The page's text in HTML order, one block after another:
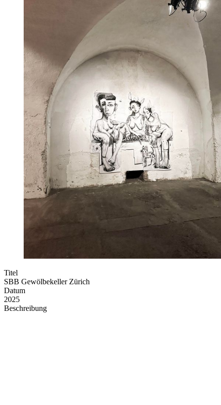
Titel
SBB Gewölbekeller Zürich
Datum
2025
Beschreibung